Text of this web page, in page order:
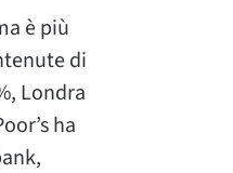
è più
di
Londra
ha